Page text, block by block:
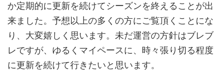
か定期的に更新を続けてシーズンを終えることが出
来ました。予想以上の多くの方にご覧頂くことにな
り、大変嬉しく思います。未だ運営の方針はブレブ
レですが、ゆるくマイペースに、時々張り切る程度
に更新を続けて行きたいと思います。